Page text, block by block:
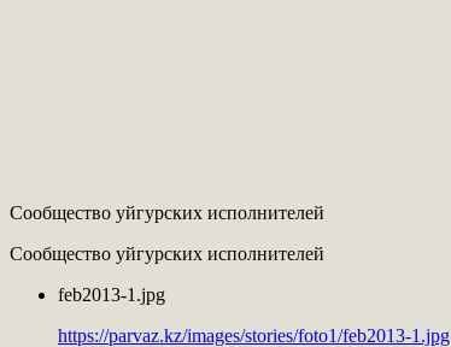
Сообщество уйгурских исполнителей
Сообщество уйгурских исполнителей
feb2013-1.jpg
https://parvaz.kz/images/stories/foto1/feb2013-1.jpg